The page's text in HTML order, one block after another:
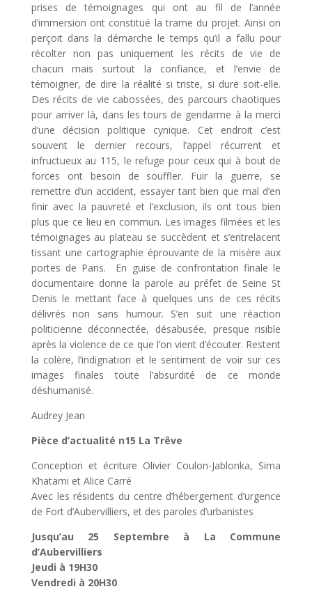
prises de témoignages qui ont au fil de l’année
d’immersion ont constitué la trame du projet. Ainsi on
perçoit dans la démarche le temps qu’il a fallu pour
récolter non pas uniquement les récits de vie de
chacun mais surtout la confiance, et l’envie de
témoigner, de dire la réalité si triste, si dure soit-elle.
Des récits de vie cabossées, des parcours chaotiques
pour arriver là, dans les tours de gendarme à la merci
d’une décision politique cynique. Cet endroit c’est
souvent le dernier recours, l’appel récurrent et
infructueux au 115, le refuge pour ceux qui à bout de
forces ont besoin de souffler. Fuir la guerre, se
remettre d’un accident, essayer tant bien que mal d’en
finir avec la pauvreté et l’exclusion, ils ont tous bien
plus que ce lieu en commun. Les images filmées et les
témoignages au plateau se succèdent et s’entrelacent
tissant une cartographie éprouvante de la misère aux
portes de Paris. En guise de confrontation finale le
documentaire donne la parole au préfet de Seine St
Denis le mettant face à quelques uns de ces récits
délivrés non sans humour. S’en suit une réaction
politicienne déconnectée, désabusée, presque risible
après la violence de ce que l’on vient d’écouter. Restent
la colère, l’indignation et le sentiment de voir sur ces
images finales toute l’absurdité de ce monde
déshumanisé.
Audrey Jean
Pièce d’actualité n15 La Trêve
Conception et écriture Olivier Coulon-Jablonka, Sima
Khatami et Alice Carré
Avec les résidents du centre d’hébergement d’urgence
de Fort d’Aubervilliers, et des paroles d’urbanistes
Jusqu’au 25 Septembre à La Commune
d’Aubervilliers
Jeudi à 19H30
Vendredi à 20H30